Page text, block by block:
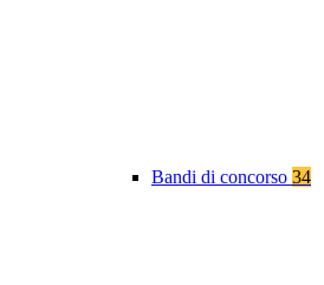
Bandi di concorso 34